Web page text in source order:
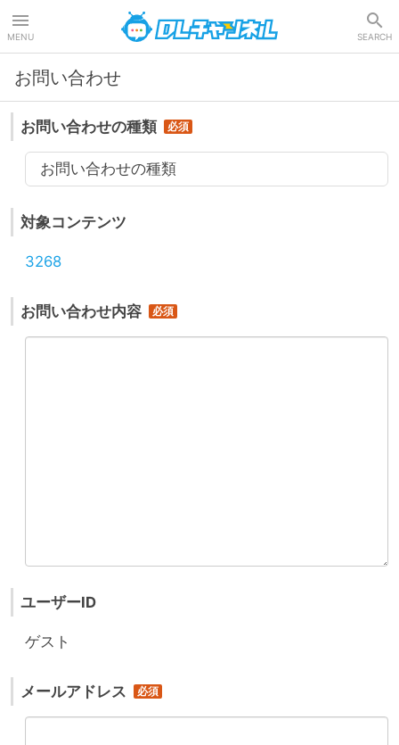
MENU SEARCH
お問い合わせ
お問い合わせの種類
お問い合わせの種類
対象コンテンツ
3268
お問い合わせ内容
ユーザーID
ゲスト
メールアドレス